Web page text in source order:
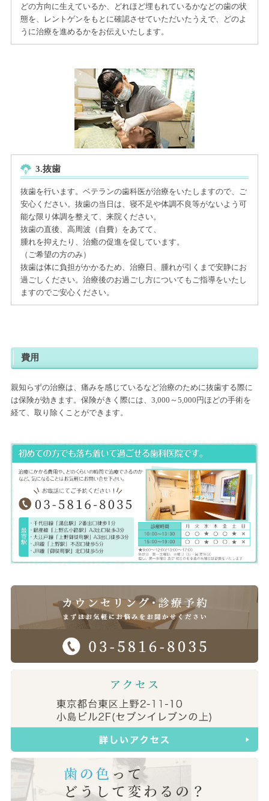
どの方向に生えているか、どれほど埋もれているかなどの歯の状
態を、レントゲンをもとに確認させていただいたうえで、どのよ
うに治療を進めるかをお伝えいたします。
3.抜歯
抜歯を行います。ベテランの歯科医が治療をいたしますので、ご
安心ください。抜歯の当日は、寝不足や体調不良等がないよう可
能な限り体調を整えて、来院ください。
抜歯の直後、高周波（自費）をあてて、
腫れを抑えたり、治癒の促進を促しています。
（ご希望の方のみ）
抜歯は体に負担がかかるため、治療日、腫れが引くまで安静にお
過ごしください。治療後のお過ごし方についてもご指導をいたし
ますのでご安心ください。
費用
親知らずの治療は、痛みを感じているなど治療のために抜歯する際に
は保険が効きます。保険がきく際には、3,000～5,000円ほどの手術を
経て、取り除くことができます。